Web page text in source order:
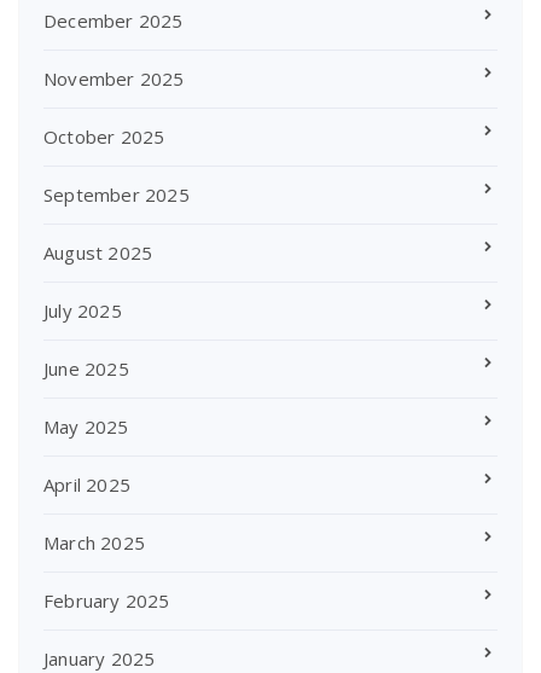
December 2025
November 2025
October 2025
September 2025
August 2025
July 2025
June 2025
May 2025
April 2025
March 2025
February 2025
January 2025